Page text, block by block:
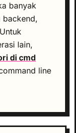
banyak
backend,
lain,
di cmd
line